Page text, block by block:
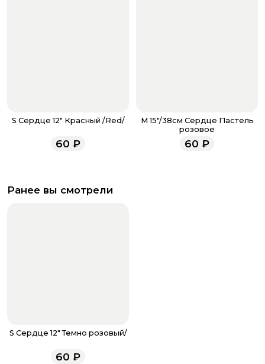
S Сердце 12" Красный /Red/
60 ₽
M 15"/38см Сердце Пастель
розовое
60 ₽
Ранее вы смотрели
S Сердце 12" Темно розовый/
60 ₽